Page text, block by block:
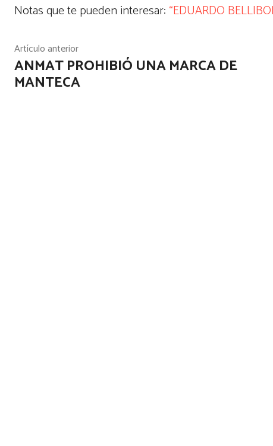
Notas que te pueden interesar: “EDUARDO
Artículo anterior
ANMAT PROHIBIÓ UNA MARCA DE
MANTECA